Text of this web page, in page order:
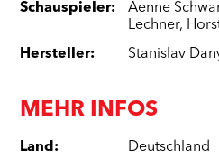
Schauspieler: Aenne
Lechner,
Hersteller: Stanislav
MEHR INFOS
Land: Deutschland